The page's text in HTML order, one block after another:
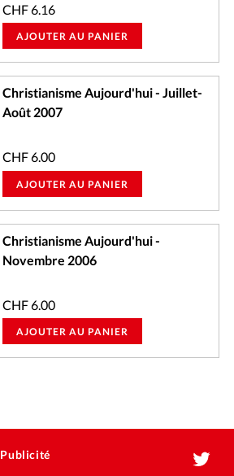
CHF6.16
AJOUTER AU PANIER
Christianisme Aujourd'hui - Juillet-
Août 2007
CHF6.00
AJOUTER AU PANIER
Christianisme Aujourd'hui -
Novembre 2006
CHF6.00
AJOUTER AU PANIER
Publicité